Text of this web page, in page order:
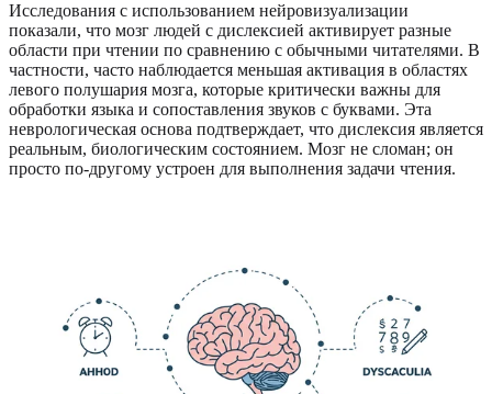
Исследования с использованием нейровизуализации
показали, что мозг людей с дислексией активирует разные
области при чтении по сравнению с обычными читателями. В
частности, часто наблюдается меньшая активация в областях
левого полушария мозга, которые критически важны для
обработки языка и сопоставления звуков с буквами. Эта
неврологическая основа подтверждает, что дислексия является
реальным, биологическим состоянием. Мозг не сломан; он
просто по-другому устроен для выполнения задачи чтения.